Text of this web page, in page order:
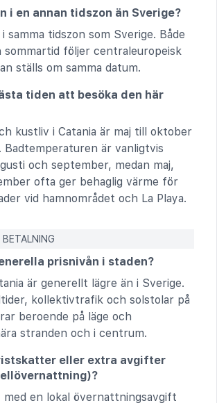
i en annan tidszon än Sverige?
samma tidszon som Sverige. Både
sommartid följer centraleuropeisk
ställs om samma datum.
tiden att besöka den här
kustliv i Catania är maj till oktober
Badtemperaturen är vanligtvis
och september, medan maj,
ofta ger behaglig värme för
vid hamnområdet och La Playa.
prisnivån i staden?
är generellt lägre än i Sverige.
kollektivtrafik och solstolar på
beroende på läge och
stranden och i centrum.
eller extra avgifter
med en lokal övernattningsavgift